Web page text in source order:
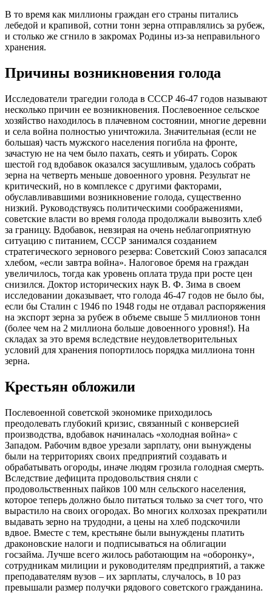
В то время как миллионы граждан его страны питались
лебедой и крапивой, сотни тонн зерна отправлялись за рубеж,
и столько же сгнило в закромах Родины из-за неправильного
хранения.
Причины возникновения голода
Исследователи трагедии голода в СССР 46-47 годов называют
несколько причин ее возникновения. Послевоенное сельское
хозяйство находилось в плачевном состоянии, многие деревни
и села война полностью уничтожила. Значительная (если не
большая) часть мужского населения погибла на фронте,
зачастую не на чем было пахать, сеять и убирать. Сорок
шестой год вдобавок оказался засушливым, удалось собрать
зерна на четверть меньше довоенного уровня. Результат не
критический, но в комплексе с другими факторами,
обуславливавшими возникновение голода, существенно
низкий. Руководствуясь политическими соображениями,
советские власти во время голода продолжали вывозить хлеб
за границу. Вдобавок, невзирая на очень неблагоприятную
ситуацию с питанием, СССР занимался созданием
стратегического зернового резерва: Советский Союз запасался
хлебом, «если завтра война». Налоговое бремя на граждан
увеличилось, тогда как уровень оплата труда при росте цен
снизился. Доктор исторических наук В. Ф. Зима в своем
исследовании доказывает, что голода 46-47 годов не было бы,
если бы Сталин с 1946 по 1948 годы не отдавал распоряжения
на экспорт зерна за рубеж в объеме свыше 5 миллионов тонн
(более чем на 2 миллиона больше довоенного уровня!). На
складах за это время вследствие неудовлетворительных
условий для хранения попортилось порядка миллиона тонн
зерна.
Крестьян обложили
Послевоенной советской экономике приходилось
преодолевать глубокий кризис, связанный с конверсией
производства, вдобавок начиналась «холодная война» с
Западом. Рабочим вдвое урезали зарплату, они вынуждены
были на территориях своих предприятий создавать и
обрабатывать огороды, иначе людям грозила голодная смерть.
Вследствие дефицита продовольствия сняли с
продовольственных пайков 100 млн сельского населения,
которое теперь должно было питаться только за счет того, что
вырастило на своих огородах. Во многих колхозах прекратили
выдавать зерно на трудодни, а цены на хлеб подскочили
вдвое. Вместе с тем, крестьяне были вынуждены платить
драконовские налоги и подписываться на облигации
госзайма. Лучше всего жилось работающим на «оборонку»,
сотрудникам милиции и руководителям предприятий, а также
преподавателям вузов – их зарплаты, случалось, в 10 раз
превышали размер получки рядового советского гражданина.